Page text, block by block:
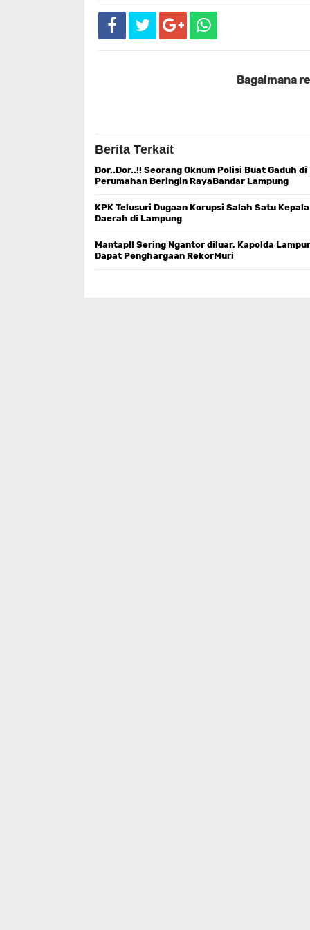
Bagaimana
Berita Terkait
Dor..Dor..!! Seorang Oknum Polisi Buat Gaduh di
Perumahan Beringin RayaBandar Lampung
KPK Telusuri Dugaan Korupsi Salah Satu Kepala
Daerah di Lampung
Mantap!! Sering Ngantor diluar, Kapolda
Dapat Penghargaan RekorMuri